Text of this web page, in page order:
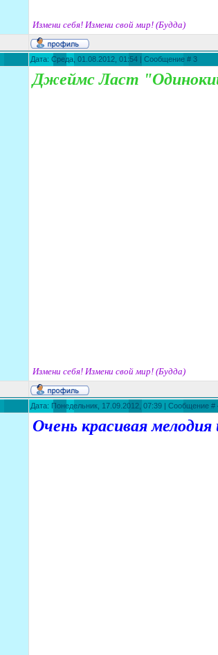
Измени себя! Измени свой мир! (Будда)
Дата: Среда, 01.08.2012, 01:54 | Сообщение # 3
Джеймс Ласт
Измени себя! Измени свой мир! (Будда)
Дата: Понедельник, 17.09.2012, 07:39 | Сообщение #
Очень красивая